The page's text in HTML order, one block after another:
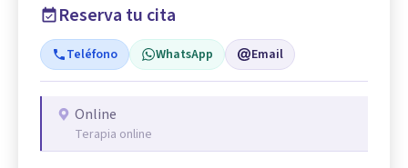
Reserva tu cita
Teléfono WhatsApp Email
Online
Terapia online